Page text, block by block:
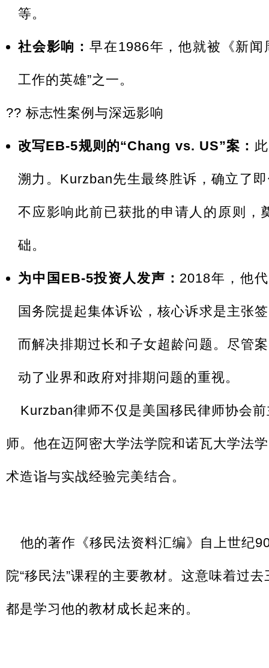
等。
社会影响：早在1986年，他就被《新
工作的英雄”之一。
?? 标志性案例与深远影响
改写EB-5规则的“Chang vs. US”案：
溯力。Kurzban先生最终胜诉，确立了
不应影响此前已获批的申请人的原则，
础。
为中国EB-5投资人发声： 2018年，他
国务院提起集体诉讼，核心诉求是主张
而解决排期过长和子女超龄问题。尽管
动了业界和政府对排期问题的重视。
Kurzban律师不仅是美国移民律师协会
师。他在迈阿密大学法学院和诺瓦大学法
术造诣与实战经验完美结合。
他的著作《移民法资料汇编》自上世纪
院“移民法”课程的主要教材。这意味着过
都是学习他的教材成长起来的。